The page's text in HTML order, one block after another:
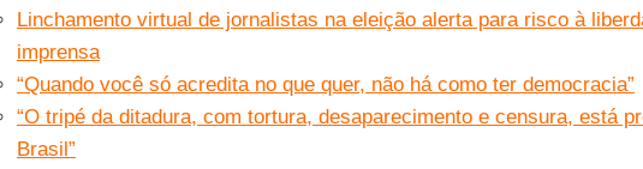
Linchamento virtual de jornalistas na eleição alerta para risco à
imprensa
“Quando você só acredita no que quer, não há como ter democracia”
“O tripé da ditadura, com tortura, desaparecimento e censura, está
Brasil”